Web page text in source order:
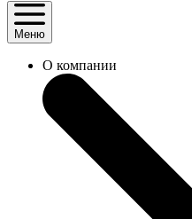
Меню
О компании